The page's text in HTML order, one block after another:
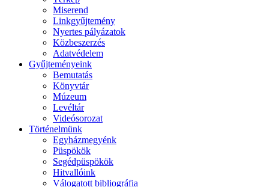
Miserend
Linkgyűjtemény
Nyertes pályázatok
Közbeszerzés
Adatvédelem
Gyűjteményeink
Bemutatás
Könyvtár
Múzeum
Levéltár
Videósorozat
Történelmünk
Egyházmegyénk
Püspökök
Segédpüspökök
Hitvallóink
Válogatott bibliográfia